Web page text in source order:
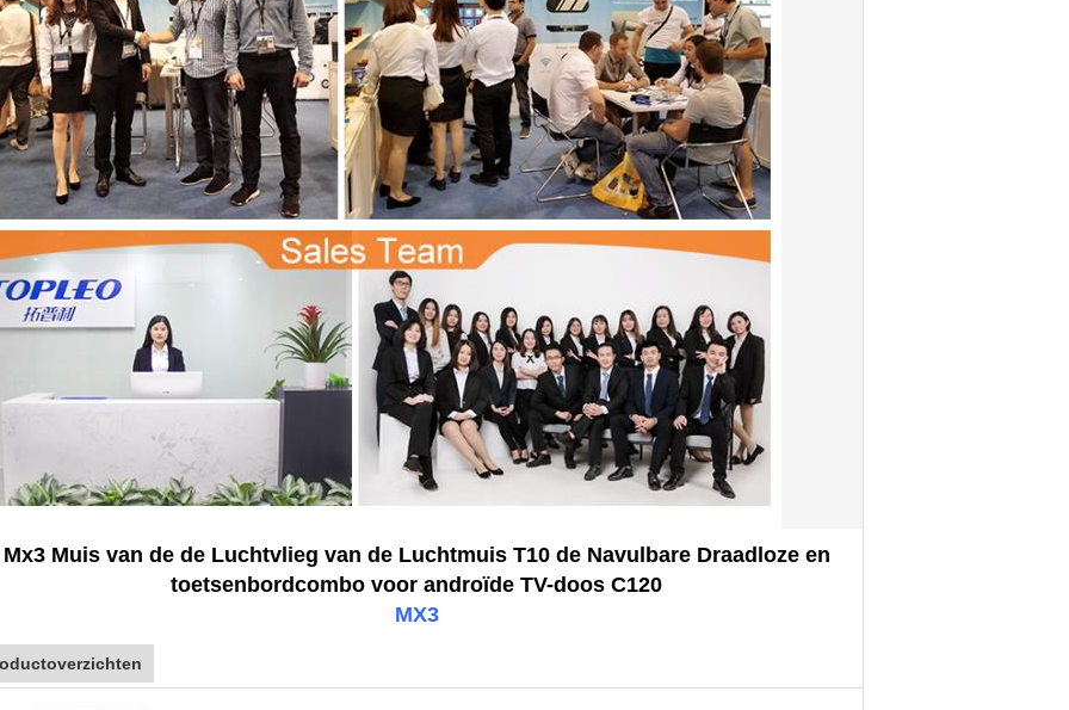
Mx3 Muis van de de Luchtvlieg van de Luchtmuis T10 de Navulbare Draadloze en
toetsenbordcombo voor androïde TV-doos C120
MX3